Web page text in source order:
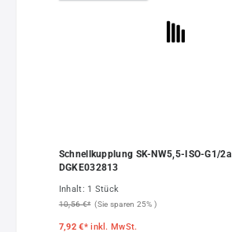
Schnellkupplung SK-NW5,5-ISO-G1/2a
DGKE032813
Inhalt: 1 Stück
10,56 €* (Sie sparen 25% )
7,92 €*inkl. MwSt.